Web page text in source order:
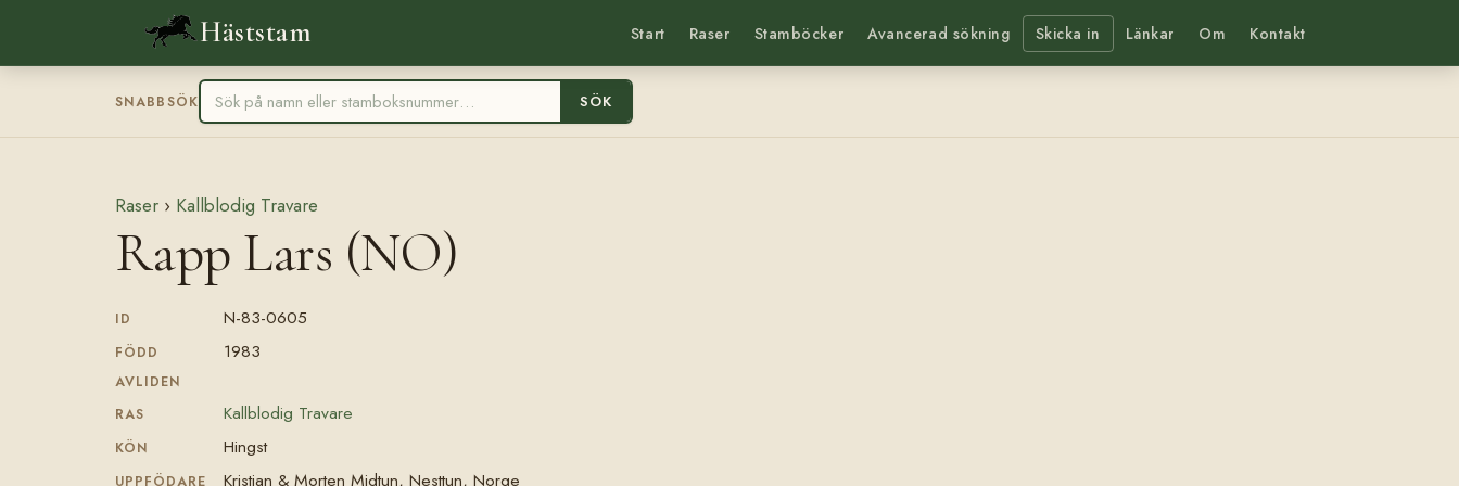
Häststam Start Raser Stamböcker Avancerad sökning Skicka in Länkar Om Kontakt
SNABBSÖK SÖK
Raser › Kallblodig Travare
Rapp Lars (NO)
ID N-83-0605
FÖDD 1983
AVLIDEN
RAS
Kallblodig Travare
KÖN Hingst
UPPFÖDARE Kristian & Morten Midtun, Nesttun, Norge